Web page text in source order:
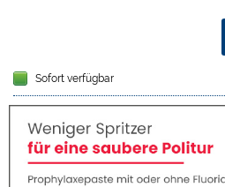
Merkmale
Sicher und effektiv
enthält kein Mikroplastik
Fluorid-Frei
pH-neutral
Ideale Konsistenz, kein Spritzen
Perfekte Vorbereitung für die
Sofort verfügbar